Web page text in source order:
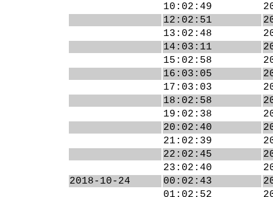
10:02:49
12:02:51
13:02:48
14:03:11
15:02:58
16:03:05
17:03:03
18:02:58
19:02:38
20:02:40
21:02:39
22:02:45
23:02:40
2018-10-24
00:02:43
01:02:52